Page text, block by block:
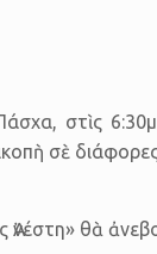
στὶς
σὲ
Ἀνέστη» θὰ